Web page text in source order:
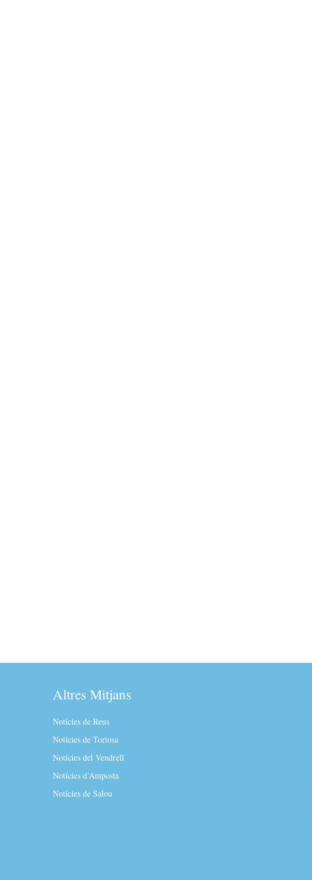
Altres Mitjans
Notícies de Reus
Notícies de Tortosa
Notícies del Vendrell
Notícies d’Amposta
Notícies de Salou